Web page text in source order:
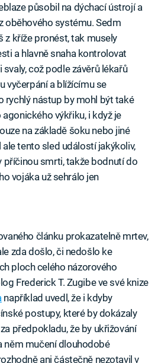
působil na dýchací ústrojí a
oběhového systému. Sedm
z kříže pronést, tak musely
a hlavně snaha kontrolovat
což podle závěrů lékařů
vyčerpání a blížícímu se
rychlý nástup by mohl být také
výkřiku, i když je
na základě šoku nebo jiné
tento sled událostí jakýkoliv,
příčinou smrti, takže bodnutí do
vojáka už sehrálo jen
článku prokazatelně mrtev,
zda došlo, či nedošlo ke
ploch celého názorového
Frederick T. Zugibe ve své knize
například uvedl, že i kdyby
postupy, které by dokázaly
předpokladu, že by ukřižování
něm mučení dlouhodobé
ani částečně nezotavil v